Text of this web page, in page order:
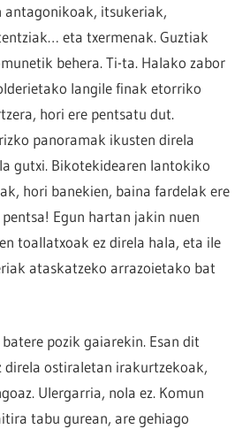
antagonikoak, itsukeriak,
eta txermenak. Guztiak
behera. Ti-ta. Halako zabor
langile finak etorriko
hori ere pentsatu dut.
panoramak ikusten direla
gutxi. Bikotekidearen lantokiko
hori banekien, baina fardelak ere
Egun hartan jakin nuen
toallatxoak ez direla hala, eta ile
ataskatzeko arrazoietako bat
pozik gaiarekin. Esan dit
ostiraletan irakurtzekoak,
Ulergarria, nola ez. Komun
tabu gurean, are gehiago